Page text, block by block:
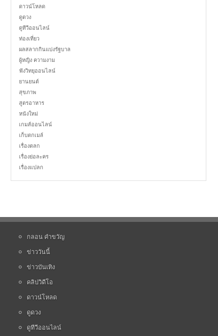
ดาวน์โหลด
ดูดวง
ดูทีวีออนไลน์
ท่องเที่ยว
ผลสลากกินแบ่งรัฐบาล
ผู้หญิง ความงาม
ฟังวิทยุออนไลน์
ยานยนต์
สุขภาพ
สูตรอาหาร
หนังใหม่
เกมส์ออนไลน์
เก็บตกเมล์
เรื่องตลก
เรื่องย่อละคร
เรื่องแปลก
กลอน คำขวัญ
ข่าววันนี้
ข่าวบันเทิง
คลิปวิดีโอ
ดาวน์โหลด
ดูดวง
ดูทีวีออนไลน์